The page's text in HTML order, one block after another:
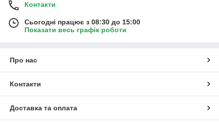
Контакти
Сьогодні працює з 08:30 до 15:00
Показати весь графік роботи
Про нас
Контакти
Доставка та оплата